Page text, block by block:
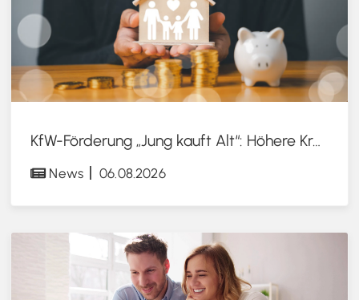
KfW-Förderung „Jung kauft Alt“: Höhere Kredite ab August 2026
News 06.08.2026